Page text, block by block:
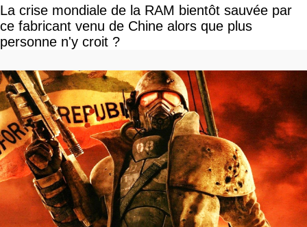
La crise mondiale de la RAM bientôt sauvée par
ce fabricant venu de Chine alors que plus
personne n'y croit ?